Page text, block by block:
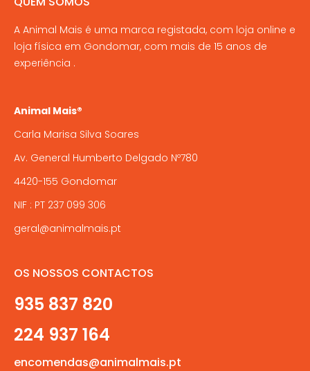
page
be
chosen
A Animal Mais é uma marca registada, com loja online e
loja física em Gondomar, com mais de 15 anos de
experiência .
Animal Mais®
Carla Marisa Silva Soares
Av. General Humberto Delgado Nº780
4420-155 Gondomar
NIF : PT 237 099 306
geral@animalmais.pt
OS NOSSOS CONTACTOS
935 837 820
224 937 164
encomendas@animalmais.pt